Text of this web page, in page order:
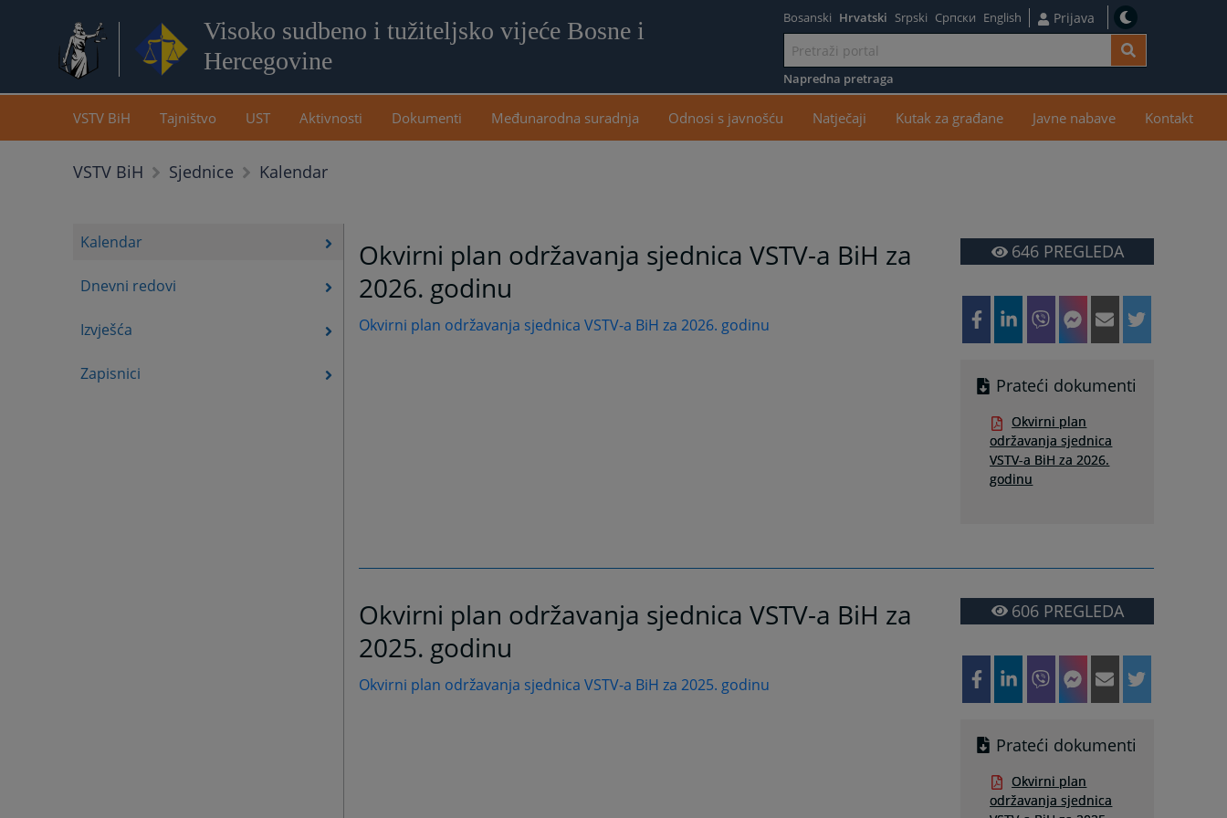
Visoko sudbeno i tužiteljsko vijeće Bosne i
Hercegovine
na
sadržaj
Bosanski Hrvatski Srpski Српски English Prijava
Napredna pretraga
VSTV BiH Tajništvo UST Aktivnosti Dokumenti Međunarodna suradnja Odnosi s javnošću Natječaji Kutak za građane Javne nabave Kontakt
VSTV BiH Sjednice Kalendar
Kalendar
Dnevni redovi
Izvješća
Zapisnici
Okvirni plan održavanja sjednica VSTV-a BiH za
2026. godinu
Okvirni plan održavanja sjednica VSTV-a BiH za 2026. godinu
646PREGLEDA
Prateći dokumenti
Okvirni plan
održavanja sjednica
VSTV-a BiH za 2026.
godinu
Okvirni plan održavanja sjednica VSTV-a BiH za
2025. godinu
Okvirni plan održavanja sjednica VSTV-a BiH za 2025. godinu
606PREGLEDA
Prateći dokumenti
Okvirni plan
održavanja sjednica